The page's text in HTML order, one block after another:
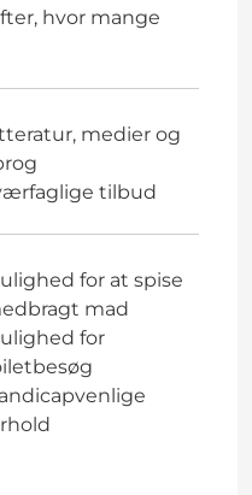
hvor mange
medier og
tilbud
for at spise
mad
for